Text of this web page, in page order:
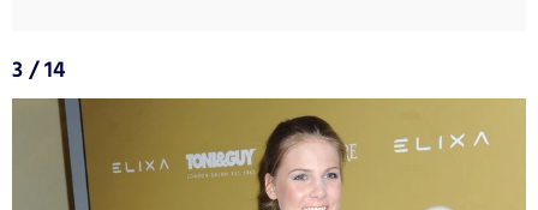
3 / 14